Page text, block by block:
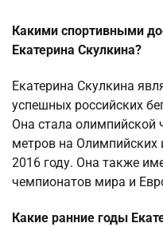
Какими спортивными
Екатерина Скулкина?
Екатерина Скулкина
успешных российских
Она стала олимпийской
метров на Олимпийских
2016 году. Она также
чемпионатов мира и
Какие ранние годы